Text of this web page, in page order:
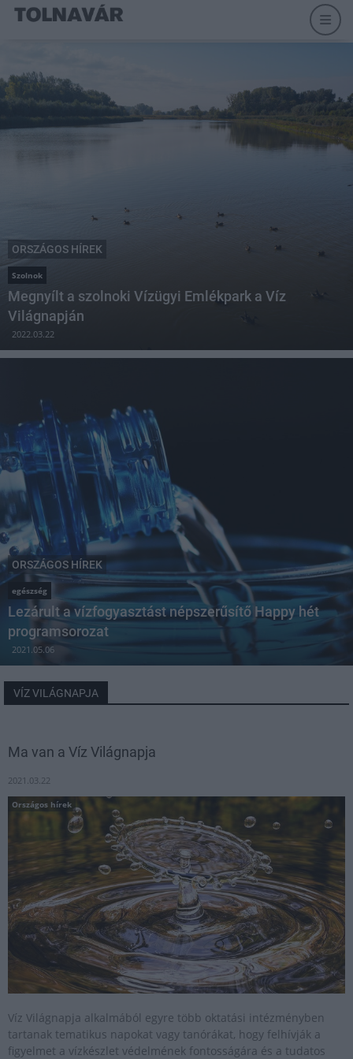
ORSZÁGOS HÍREK
Szolnok
Megnyílt a szolnoki Vízügyi Emlékpark a Víz
Világnapján
2022.03.22
ORSZÁGOS HÍREK
egészség
Lezárult a vízfogyasztást népszerűsítő Happy hét
programsorozat
2021.05.06
VÍZ VILÁGNAPJA
Ma van a Víz Világnapja
2021.03.22
Országos hírek
Víz Világnapja alkalmából egyre több oktatási intézményben
tartanak tematikus napokat vagy tanórákat, hogy felhívják a
figyelmet a vízkészlet védelmének fontosságára és a tudatos